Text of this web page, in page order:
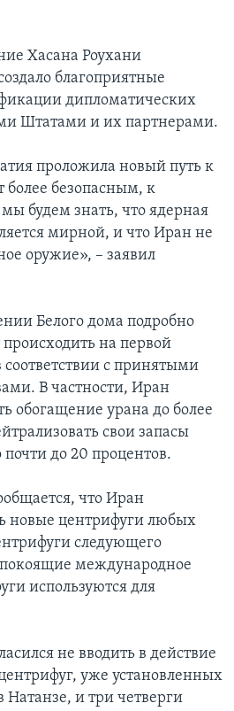
Хасана Роухани
благоприятные
дипломатических
Штатами и их партнерами.
проложила новый путь к
более безопасным, к
будем знать, что ядерная
мирной, и что Иран не
оружие», – заявил
Белого дома подробно
происходить на первой
соответствии с принятыми
В частности, Иран
обогащение урана до более
свои запасы
до 20 процентов.
что Иран
новые центрифуги любых
следующего
международное
используются для
не вводить в действие
уже установленных
Натанзе, и три четверги